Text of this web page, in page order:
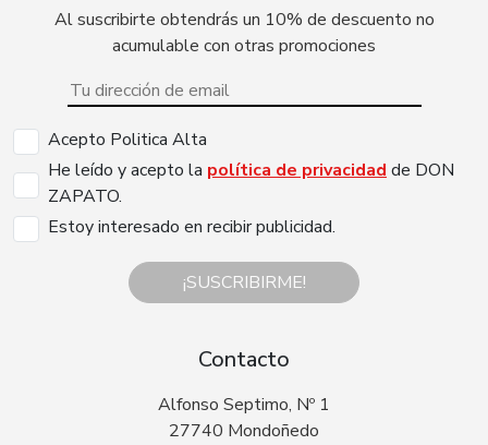
Al suscribirte obtendrás un 10% de descuento no
acumulable con otras promociones
Acepto Politica Alta
He leído y acepto la política de privacidadde DON
ZAPATO.
Estoy interesado en recibir publicidad.
¡SUSCRIBIRME!
Contacto
Alfonso Septimo, Nº 1
27740 Mondoñedo